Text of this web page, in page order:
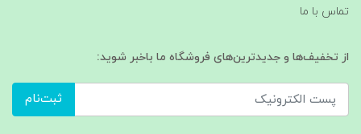
تماس با ما
از تخفیف‌ها و جدیدترین‌های فروشگاه ما باخبر شوید:
ثبت‌نام